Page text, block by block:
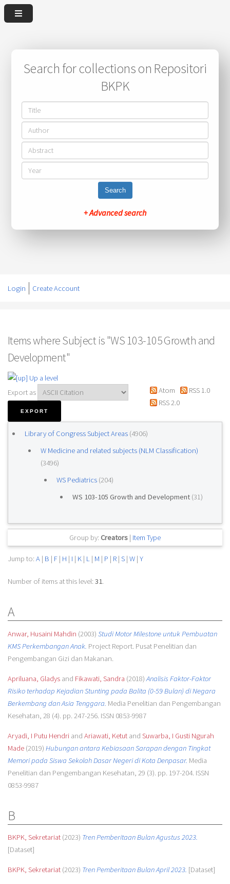
Search for collections on Repositori
BKPK
Search
+ Advanced search
Login Create Account
Items where Subject is "WS 103-105 Growth and
Development"
Up a level
Export as
Atom
RSS 1.0
RSS 2.0
Library of Congress Subject Areas (4906)
W Medicine and related subjects (NLM Classification)
(3496)
WS Pediatrics (204)
WS 103-105 Growth and Development (31)
Group by: Creators | Item Type
Jump to: A| B | F| H | I | K| L| M | P | R| S| W| Y
Number of items at this level: 31.
A
Anwar, Husaini Mahdin (2003) Studi Motor Milestone untuk Pembuatan
KMS Perkembangan Anak. Project Report. Pusat Penelitian dan
Pengembangan Gizi dan Makanan.
Apriluana, Gladysand Fikawati, Sandra (2018)Analisis Faktor-Faktor
Risiko terhadap Kejadian Stunting pada Balita (0-59 Bulan) di Negara
Berkembang dan Asia Tenggara. Media Penelitian dan Pengembangan
Kesehatan, 28 (4). pp. 247-256. ISSN 0853-9987
Aryadi, I Putu Hendriand Ariawati, Ketutand Suwarba, I Gusti Ngurah
Made(2019) Hubungan antara Kebiasaan Sarapan dengan Tingkat
Memori pada Siswa Sekolah Dasar Negeri di Kota Denpasar. Media
Penelitian dan Pengembangan Kesehatan, 29 (3). pp. 197-204. ISSN
0853-9987
B
BKPK, Sekretariat(2023) Tren Pemberitaan Bulan Agustus 2023.
[Dataset]
BKPK, Sekretariat(2023) Tren Pemberitaan Bulan April 2023. [Dataset]